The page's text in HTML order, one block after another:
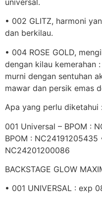
• 002 GLITZ, harmoni
dan berkilau.
• 004 ROSE GOLD,
dengan kilau kemerahan
murni dengan sentuhan
mawar dan persik emas
Apa yang perlu diketahui :
001 Universal – BPOM :
BPOM : NC24191205435
NC24201200086
BACKSTAGE GLOW
• 001 UNIVERSAL : exp